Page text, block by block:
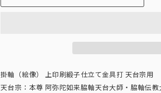
掛軸（絵像） 上印刷緞子仕立て金具打 天台宗用
天台宗：本尊 阿弥陀如来脇軸天台大師・脇軸伝教